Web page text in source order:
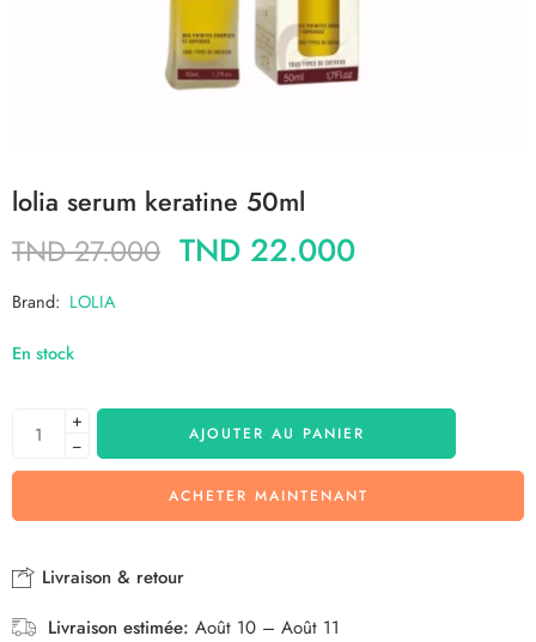
lolia serum keratine 50ml
TND27.000 TND 22.000
Brand: LOLIA
En stock
+
−
AJOUTER AU PANIER
ACHETER MAINTENANT
Livraison & retour
Livraison estimée: Août 10 – Août 11